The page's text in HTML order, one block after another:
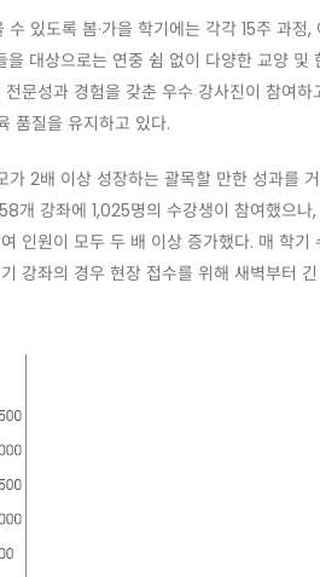
있도록 봄·가을 학기에는 각각 15주 과정,
대상으로는 연중 쉼 없이 다양한 교양 및
문성과 경험을 갖춘 우수 강사진이 참여하
품질을 유지하고 있다.
2배 이상 성장하는 괄목할 만한 성과를
개 강좌에 1,025명의 수강생이 참여했으
인원이 모두 두 배 이상 증가했다. 매 학기
강좌의 경우 현장 접수를 위해 새벽부터